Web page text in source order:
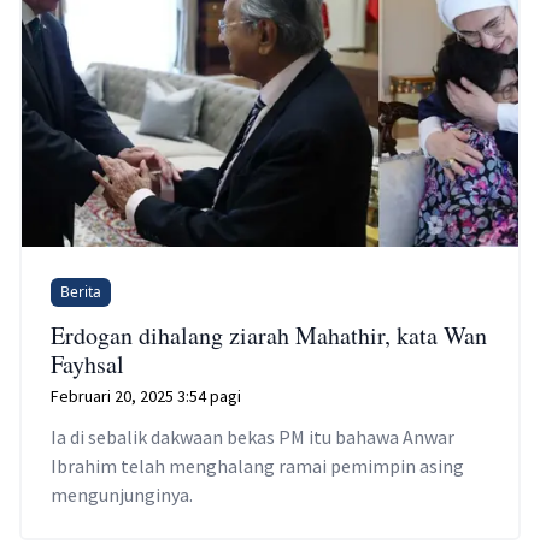
Berita
Erdogan dihalang ziarah Mahathir, kata Wan
Fayhsal
Februari 20, 2025 3:54 pagi
Ia di sebalik dakwaan bekas PM itu bahawa Anwar
Ibrahim telah menghalang ramai pemimpin asing
mengunjunginya.